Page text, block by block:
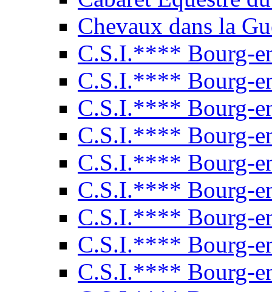
Chevaux dans la
C.S.I.**** Bourg-
C.S.I.**** Bourg-
C.S.I.**** Bourg-
C.S.I.**** Bourg-
C.S.I.**** Bourg-
C.S.I.**** Bourg-
C.S.I.**** Bourg-
C.S.I.**** Bourg-
C.S.I.**** Bourg-